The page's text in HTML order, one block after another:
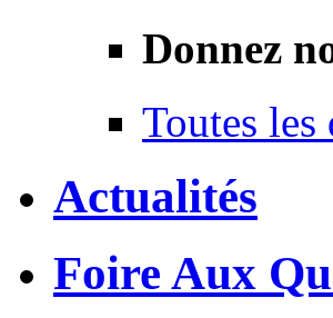
Donnez
Toutes les
Actualités
Foire Aux